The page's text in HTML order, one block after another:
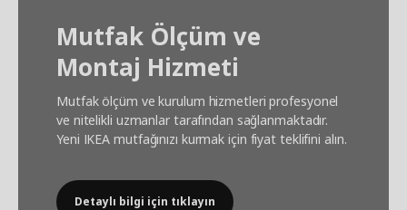
Mutfak Ölçüm ve
Montaj Hizmeti
Mutfak ölçüm ve kurulum hizmetleri profesyonel
ve nitelikli uzmanlar tarafından sağlanmaktadır.
Yeni IKEA mutfağınızı kurmak için fiyat teklifini alın.
Detaylı bilgi için tıklayın